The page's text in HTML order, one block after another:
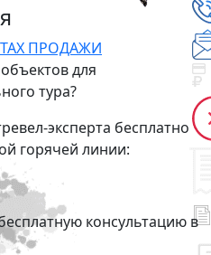
ПРОДАЖИ
для
тура?
эксперта бесплатно
горячей линии:
консультацию в